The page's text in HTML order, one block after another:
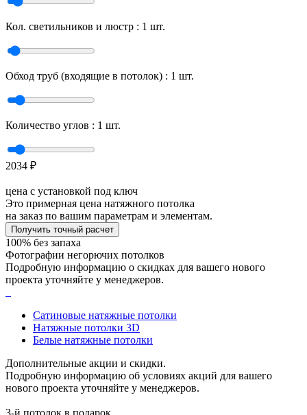
Кол. светильников и люстр : 1 шт.
Обход труб (входящие в потолок) : 1 шт.
Количество углов : 1 шт.
2034 ₽
цена с установкой под ключ
Это примерная цена натяжного потолка
на заказ по вашим параметрам и элементам.
Получить точный расчет
100% без запаха
Фотографии негорючих потолков
Подробную информацию о скидках для вашего нового
проекта уточняйте у менеджеров.
Сатиновые натяжные потолки
Натяжные потолки 3D
Белые натяжные потолки
Дополнительные акции и скидки.
Подробную информацию об условиях акций для вашего
нового проекта уточняйте у менеджеров.
3-й потолок в подарок